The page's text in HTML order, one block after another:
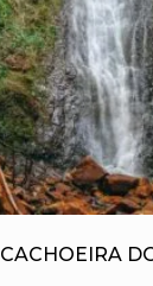
CACHOEIRA